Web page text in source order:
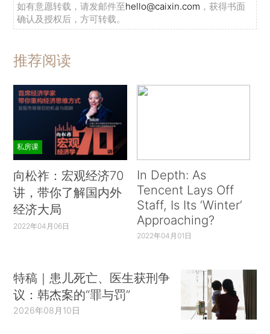
如有意愿转载，请发邮件至hello@caixin.com ，获得书面
确认及授权后，方可转载。
推荐阅读
私房课
向松祚：宏观经济70
讲，带你了解国内外
经济大局
2022年04月06日
In Depth: As
Tencent Lays Off
Staff, Is Its ‘Winter’
Approaching?
2022年04月01日
特稿｜患儿死亡、医生获刑争
议：韩杰案的“罪与罚”
2026年08月10日